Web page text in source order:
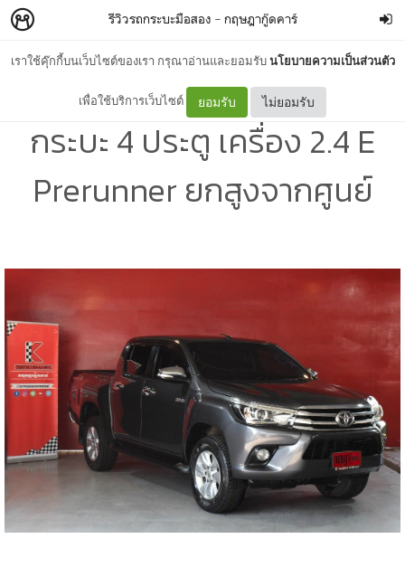
เราใช้คุ๊กกี้บนเว็บไซต์ของเรา กรุณาอ่านและยอมรับนโยบายความเป็นส่วนตัว
เพื่อใช้บริการเว็บไซต์ ยอมรับ ไม่ยอมรับ
รีวิวรถกระบะมือสอง – กฤษฎากู๊ดคาร์
โตโยต้ารีโว่มือสอง ปี 2017 รถ
กระบะ 4 ประตู เครื่อง 2.4 E
Prerunner ยกสูงจากศูนย์